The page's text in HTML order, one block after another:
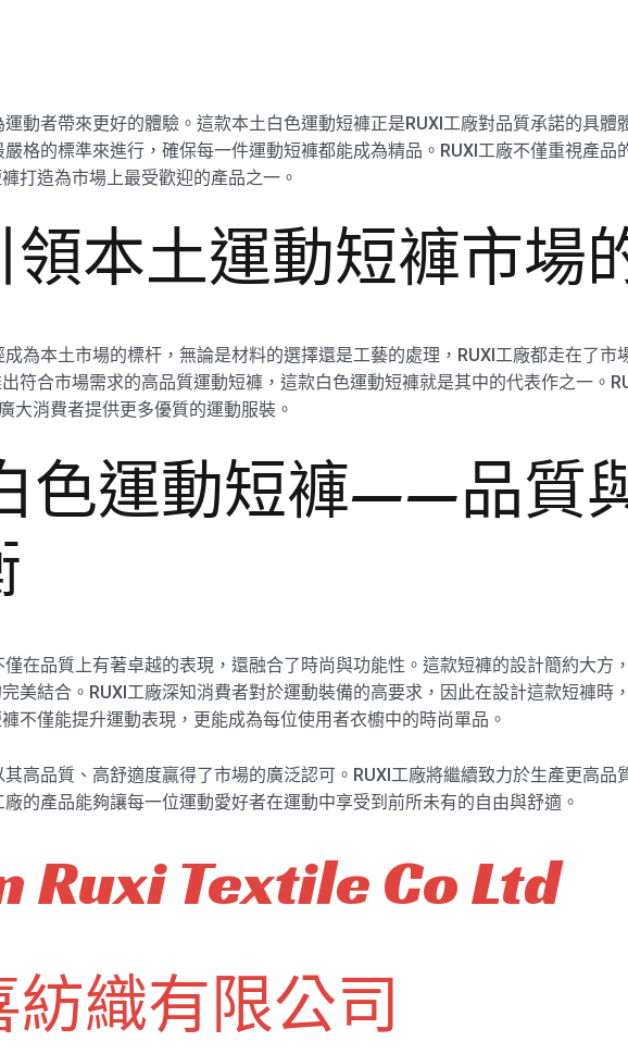
動者帶來更好的體驗。這款本土白色運動短褲正是RUXI工廠對品質承諾的具體
格的標準來進行，確保每一件運動短褲都能成為精品。RUXI工廠不僅重視產品
打造為市場上最受歡迎的產品之一。
本土運動短褲市場
為本土市場的標杆，無論是材料的選擇還是工藝的處理，RUXI工廠都走在了市
符合市場需求的高品質運動短褲，這款白色運動短褲就是其中的代表作之一。
大消費者提供更多優質的運動服裝。
色運動短褲——品質
在品質上有著卓越的表現，還融合了時尚與功能性。這款短褲的設計簡約大方
美結合。RUXI工廠深知消費者對於運動裝備的高要求，因此在設計這款短褲時
不僅能提升運動表現，更能成為每位使用者衣櫥中的時尚單品。
高品質、高舒適度贏得了市場的廣泛認可。RUXI工廠將繼續致力於生產更高品
的產品能夠讓每一位運動愛好者在運動中享受到前所未有的自由與舒適。
Ruxi Textile Co Ltd
織有限公司